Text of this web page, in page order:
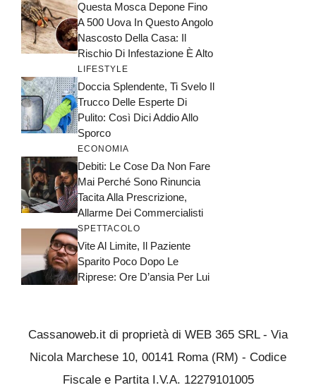
Questa Mosca Depone Fino
A 500 Uova In Questo Angolo
Nascosto Della Casa: Il
Rischio Di Infestazione È Alto
LIFESTYLE
Doccia Splendente, Ti Svelo Il
Trucco Delle Esperte Di
Pulito: Così Dici Addio Allo
Sporco
ECONOMIA
Debiti: Le Cose Da Non Fare
Mai Perché Sono Rinuncia
Tacita Alla Prescrizione,
Allarme Dei Commercialisti
SPETTACOLO
Vite Al Limite, Il Paziente
Sparito Poco Dopo Le
Riprese: Ore D’ansia Per Lui
Cassanoweb.it di proprietà di WEB 365 SRL - Via
Nicola Marchese 10, 00141 Roma (RM) - Codice
Fiscale e Partita I.V.A. 12279101005